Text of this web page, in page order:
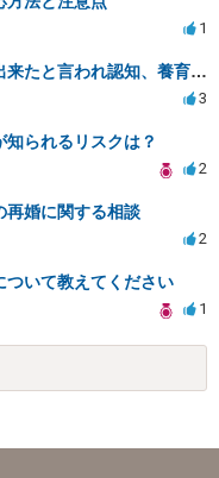
1
身体だけの関係の相手に子供が出来たと言われ認知、養育費を要求されているが自身の子供か分からない
3
られるリスクは？
2
再婚に関する相談
2
ついて教えてください
1